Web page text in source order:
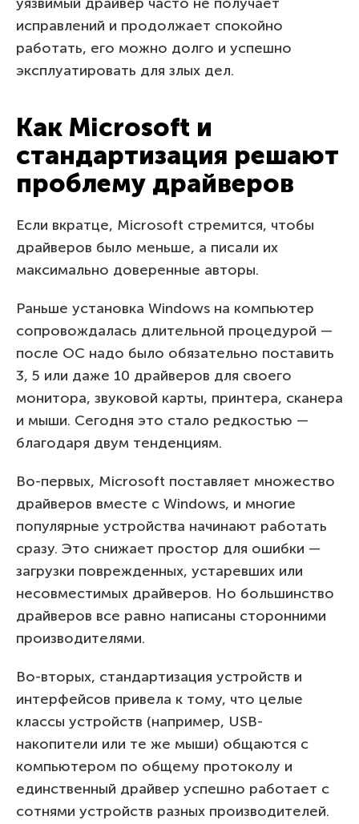
исправлений и продолжает спокойно
работать, его можно долго и успешно
эксплуатировать для злых дел.
Как Microsoft и
стандартизация решают
проблему драйверов
Если вкратце, Microsoft стремится, чтобы
драйверов было меньше, а писали их
максимально доверенные авторы.
Раньше установка Windows на компьютер
сопровождалась длительной процедурой —
после ОС надо было обязательно поставить
3, 5 или даже 10 драйверов для своего
монитора, звуковой карты, принтера, сканера
и мыши. Сегодня это стало редкостью —
благодаря двум тенденциям.
Во-первых, Microsoft поставляет множество
драйверов вместе с Windows, и многие
популярные устройства начинают работать
сразу. Это снижает простор для ошибки —
загрузки поврежденных, устаревших или
несовместимых драйверов. Но большинство
драйверов все равно написаны сторонними
производителями.
Во-вторых, стандартизация устройств и
интерфейсов привела к тому, что целые
классы устройств (например, USB-
накопители или те же мыши) общаются с
компьютером по общему протоколу и
единственный драйвер успешно работает с
сотнями устройств разных производителей.